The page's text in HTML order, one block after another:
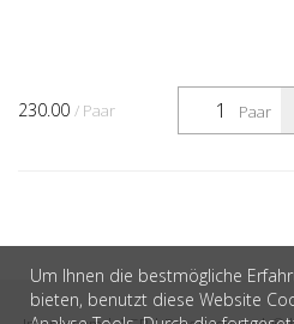
Paar
230.00 / Paar
Um Ihnen die bestmögliche
bieten, benutzt diese Website